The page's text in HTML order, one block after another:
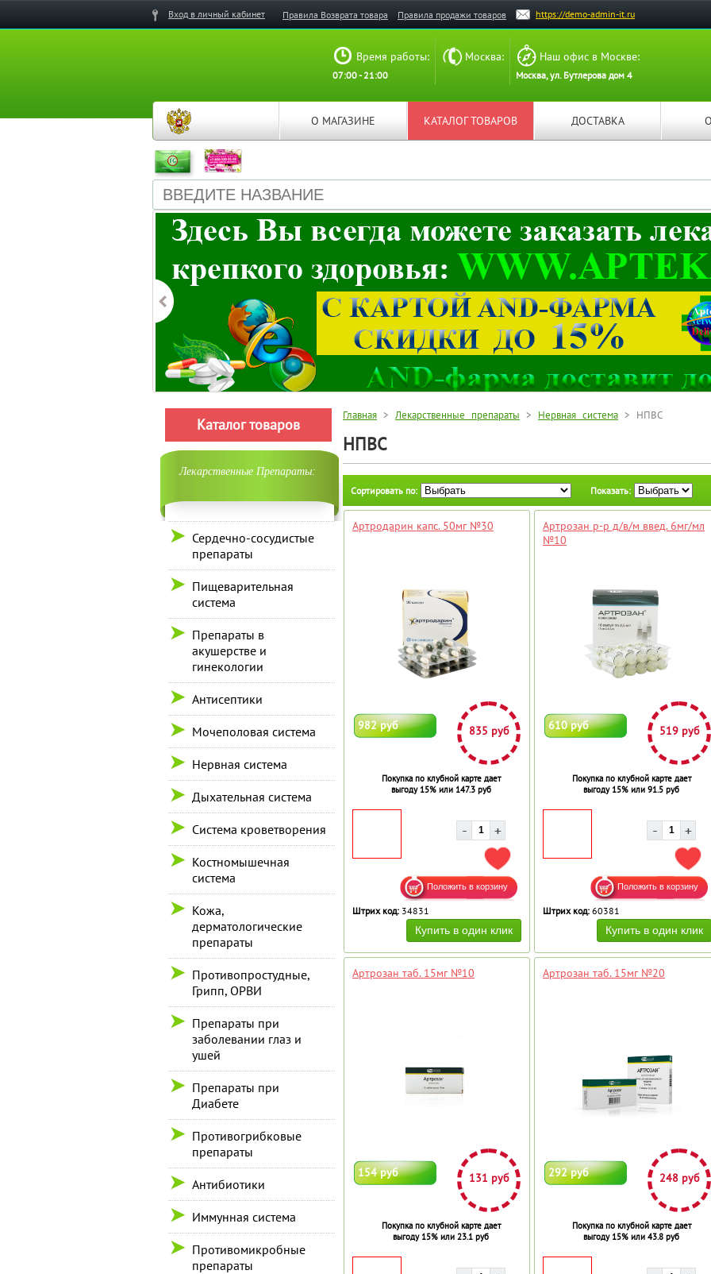
Вход в личный кабинет Правила Возврата товара Правила продажи товаров https://demo-admin-it.ru
Время работы:
07:00 - 21:00
Москва: Наш офис в Москве:
Москва, ул. Бутлерова дом 4
О МАГАЗИНЕ КАТАЛОГ ТОВАРОВ ДОСТАВКА
Каталог товаров
Лекарственные Препараты:
Сердечно-сосудистые
препараты
Пищеварительная
система
Препараты в
акушерстве и
гинекологии
Антисептики
Мочеполовая система
Нервная система
Дыхательная система
Система кроветворения
Костномышечная
система
Кожа,
дерматологические
препараты
Противопростудные,
Грипп, ОРВИ
Препараты при
заболевании глаз и
ушей
Препараты при
Диабете
Противогрибковые
препараты
Антибиотики
Иммунная система
Противомикробные
препараты
Главная > Лекарственные препараты > Нервная система > НПВС
НПВС
Сортировать по: Показать:
Артродарин капс. 50мг №30
982 руб 835 руб
Покупка по клубной карте дает
выгоду 15% или 147.3 руб
ДОБАВИТЬ В ИЗБРАННОЕ
Штрих код: 34831
Артрозан р-р д/в/м введ. 6мг/мл
№10
610 руб 519 руб
Покупка по клубной карте дает
выгоду 15% или 91.5 руб
Штрих код: 60381
Артрозан таб. 15мг №10
154 руб 131 руб
Покупка по клубной карте дает
выгоду 15% или 23.1 руб
Артрозан таб. 15мг №20
292 руб 248 руб
Покупка по клубной карте дает
выгоду 15% или 43.8 руб